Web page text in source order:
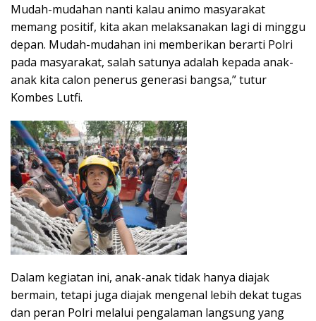
Mudah-mudahan nanti kalau animo masyarakat
memang positif, kita akan melaksanakan lagi di minggu
depan. Mudah-mudahan ini memberikan berarti Polri
pada masyarakat, salah satunya adalah kepada anak-
anak kita calon penerus generasi bangsa,” tutur
Kombes Lutfi.
Dalam kegiatan ini, anak-anak tidak hanya diajak
bermain, tetapi juga diajak mengenal lebih dekat tugas
dan peran Polri melalui pengalaman langsung yang